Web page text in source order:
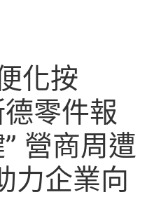
化按
零件報
營商周遭
力企業向